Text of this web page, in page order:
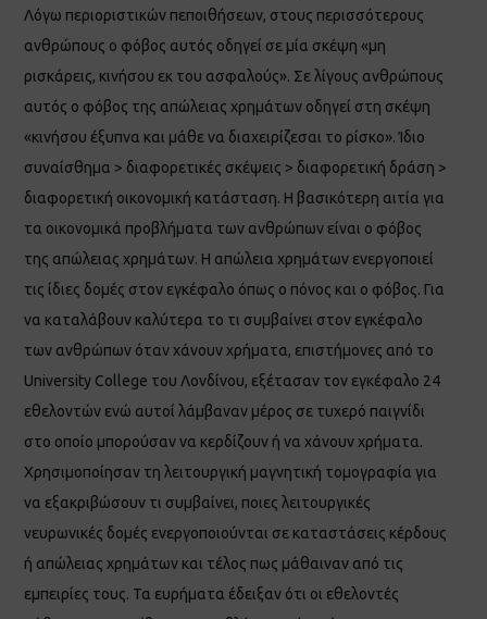
Λόγω περιοριστικών πεποιθήσεων, στους περισσότερους
ανθρώπους ο φόβος αυτός οδηγεί σε μία σκέψη «μη
ρισκάρεις, κινήσου εκ του ασφαλούς». Σε λίγους ανθρώπους
αυτός ο φόβος της απώλειας χρημάτων οδηγεί στη σκέψη
«κινήσου έξυπνα και μάθε να διαχειρίζεσαι το ρίσκο». Ίδιο
συναίσθημα > διαφορετικές σκέψεις > διαφορετική δράση >
διαφορετική οικονομική κατάσταση. Η βασικότερη αιτία για
τα οικονομικά προβλήματα των ανθρώπων είναι ο φόβος
της απώλειας χρημάτων. Η απώλεια χρημάτων ενεργοποιεί
τις ίδιες δομές στον εγκέφαλο όπως ο πόνος και ο φόβος. Για
να καταλάβουν καλύτερα το τι συμβαίνει στον εγκέφαλο
των ανθρώπων όταν χάνουν χρήματα, επιστήμονες από το
University College του Λονδίνου, εξέτασαν τον εγκέφαλο 24
εθελοντών ενώ αυτοί λάμβαναν μέρος σε τυχερό παιγνίδι
στο οποίο μπορούσαν να κερδίζουν ή να χάνουν χρήματα.
Χρησιμοποίησαν τη λειτουργική μαγνητική τομογραφία για
να εξακριβώσουν τι συμβαίνει, ποιες λειτουργικές
νευρωνικές δομές ενεργοποιούνται σε καταστάσεις κέρδους
ή απώλειας χρημάτων και τέλος πως μάθαιναν από τις
εμπειρίες τους. Τα ευρήματα έδειξαν ότι οι εθελοντές